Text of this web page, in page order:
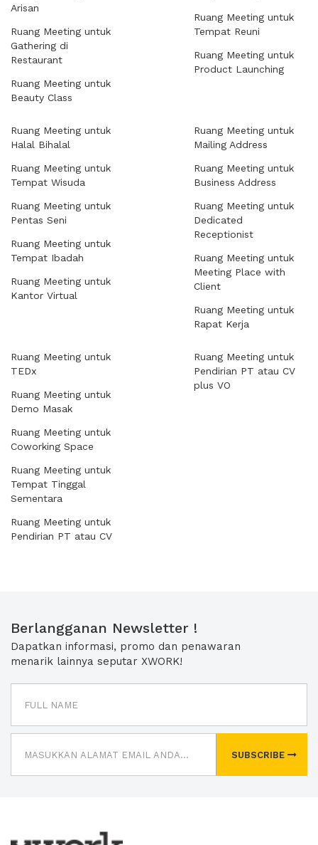
Arisan
Ruang Meeting untuk
Gathering di
Restaurant
Ruang Meeting untuk
Beauty Class
Ruang Meeting untuk
Tempat Reuni
Ruang Meeting untuk
Product Launching
Ruang Meeting untuk
Halal Bihalal
Ruang Meeting untuk
Tempat Wisuda
Ruang Meeting untuk
Pentas Seni
Ruang Meeting untuk
Tempat Ibadah
Ruang Meeting untuk
Kantor Virtual
Ruang Meeting untuk
Mailing Address
Ruang Meeting untuk
Business Address
Ruang Meeting untuk
Dedicated
Receptionist
Ruang Meeting untuk
Meeting Place with
Client
Ruang Meeting untuk
Rapat Kerja
Ruang Meeting untuk
TEDx
Ruang Meeting untuk
Demo Masak
Ruang Meeting untuk
Coworking Space
Ruang Meeting untuk
Tempat Tinggal
Sementara
Ruang Meeting untuk
Pendirian PT atau CV
Ruang Meeting untuk
Pendirian PT atau CV
plus VO
Berlangganan Newsletter !
Dapatkan informasi, promo dan penawaran
menarik lainnya seputar XWORK!
SUBSCRIBE